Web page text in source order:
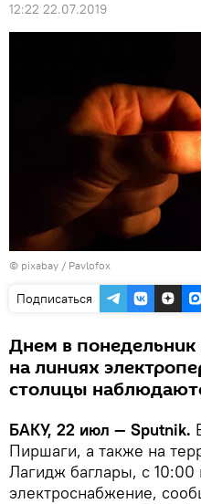
12:22 22.07.2019
© pixabay / Pavlofox
Подписаться
Днем в понедельник
на линиях
столицы
БАКУ, 22 июл — Sputnik.
Пиршаги, а также на
Лагидж баглары, с 10:00
электроснабжение,